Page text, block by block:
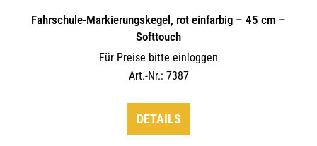
Fahrschule-Markierungskegel, rot einfarbig – 45 cm –
Softtouch
Für Preise bitte einloggen
Art.-Nr.: 7387
DETAILS